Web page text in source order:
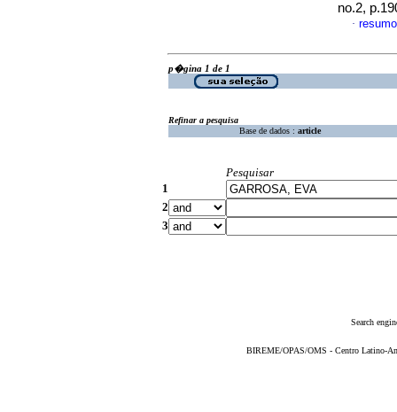
no.2,
·
p�gina 1 de 1
Refinar a pesquisa
Base de dados : article
Pesquisar
1
2
3
Search
BIREME/OPAS/OMS - Centro Latino-